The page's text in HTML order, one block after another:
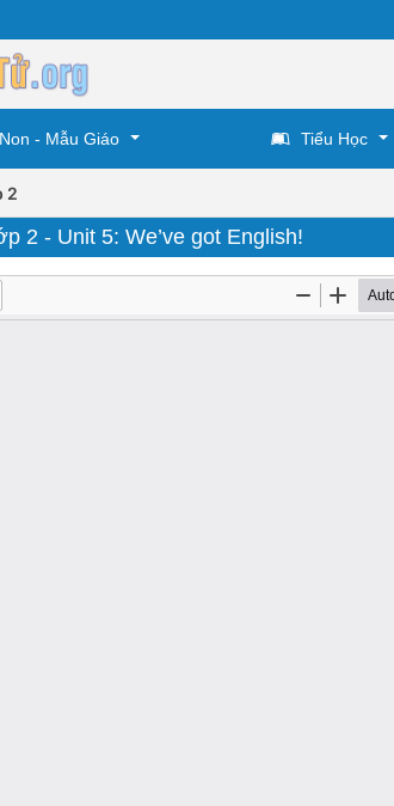
- Mẫu Giáo Tiểu Học
2
2 - Unit 5: We’ve got English!